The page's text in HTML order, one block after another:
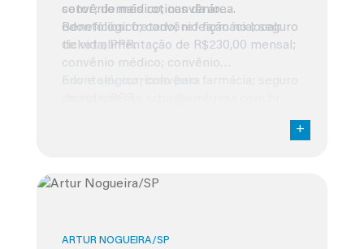
setor; demais rotinas da área.
convênio médico; convênio
odontológico; convênio farmácia; seguro
de vida; PPR.
Benefícios: fretado; refeição no local;
ticket alimentação de R$230,00 mensal;
convênio médico; convênio
ARTUR NOGUEIRA/SP